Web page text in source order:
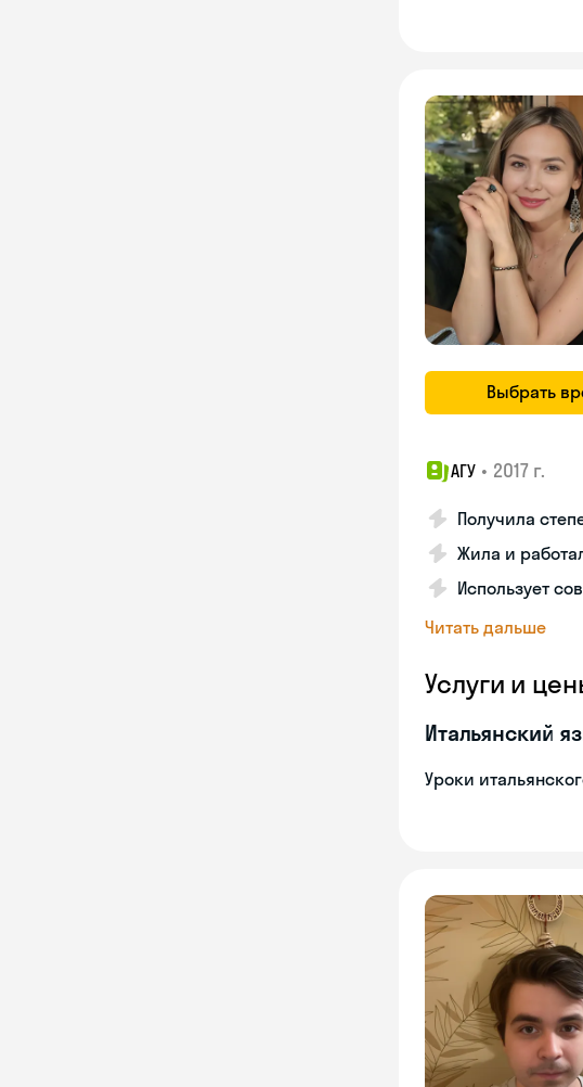
Выбрать
АГУ • 2017 г.
Получила
Жила и
Использует
Читать дальше
Услуги и
Итальянский
Уроки